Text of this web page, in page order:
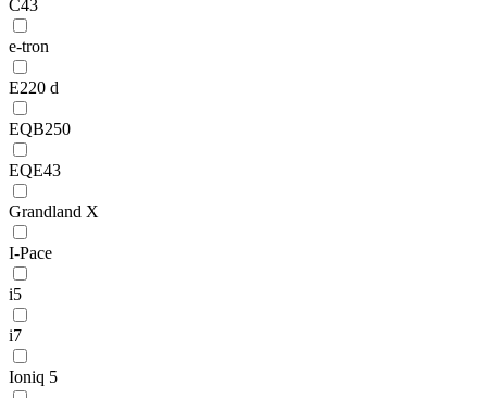
C43
e-tron
E220 d
EQB250
EQE43
Grandland X
I-Pace
i5
i7
Ioniq 5